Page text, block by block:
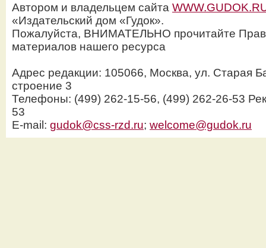
Автором и владельцем сайта
«Издательский дом «Гудок».
Пожалуйста, ВНИМАТЕЛЬНО прочитайте
материалов нашего ресурса
Адрес редакции: 105066, Москва, ул. Старая
строение 3
Телефоны: (499) 262-15-56, (499) 262-26-53
53
E-mail: gudok@css-rzd.ru; welcome@gudok.ru